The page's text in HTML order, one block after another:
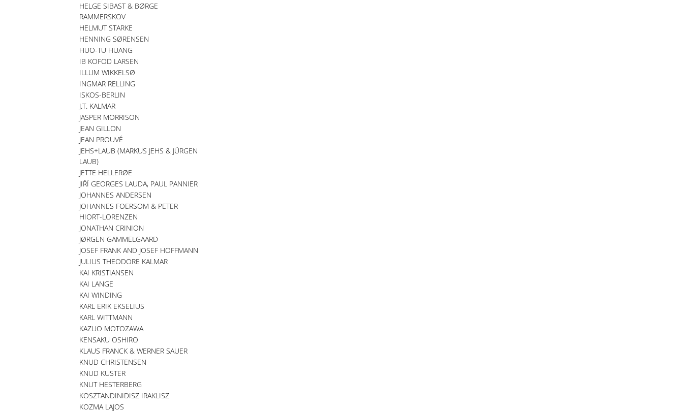
HELGE SIBAST & BØRGE
RAMMERSKOV
HELMUT STARKE
HENNING SØRENSEN
HUO-TU HUANG
IB KOFOD LARSEN
ILLUM WIKKELSØ
INGMAR RELLING
ISKOS-BERLIN
J.T. KALMAR
JASPER MORRISON
JEAN GILLON
JEAN PROUVÉ
JEHS+LAUB (MARKUS JEHS & JÜRGEN
LAUB)
JETTE HELLERØE
JIŘÍ GEORGES LAUDA, PAUL PANNIER
JOHANNES ANDERSEN
JOHANNES FOERSOM & PETER
HIORT-LORENZEN
JONATHAN CRINION
JØRGEN GAMMELGAARD
JOSEF FRANK AND JOSEF HOFFMANN
JULIUS THEODORE KALMAR
KAI KRISTIANSEN
KAI LANGE
KAI WINDING
KARL ERIK EKSELIUS
KARL WITTMANN
KAZUO MOTOZAWA
KENSAKU OSHIRO
KLAUS FRANCK & WERNER SAUER
KNUD CHRISTENSEN
KNUD KUSTER
KNUT HESTERBERG
KOSZTANDINIDISZ IRAKLISZ
KOZMA LAJOS